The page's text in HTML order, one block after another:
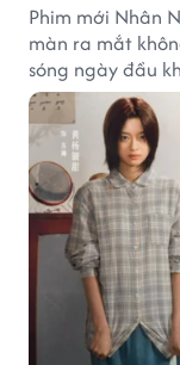
Phim mới Nhân
màn ra mắt
sóng ngày đầu